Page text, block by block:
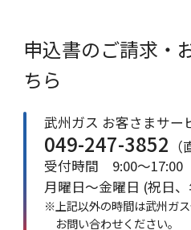
申込書のご請求・
ちら
武州ガス お客さまサー
049-247-3852 （
受付時間 9:00～17:00
月曜日～金曜日 (祝日
※上記以外の時間は武州ガ
お問い合わせください。